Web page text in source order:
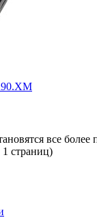
все
1 страниц)